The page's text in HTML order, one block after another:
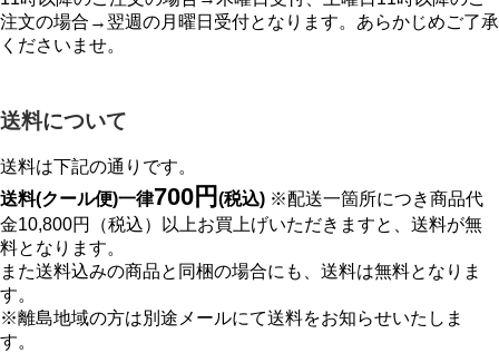
注文の場合→翌週の月曜日受付となります。あらかじめご了承
くださいませ。
送料について
送料は下記の通りです。
送料(クール便)一律700円 (税込) ※配送一箇所につき商品代
金10,800円（税込）以上お買上げいただきますと、送料が無
料となります。
また送料込みの商品と同梱の場合にも、送料は無料となりま
す。
※離島地域の方は別途メールにて送料をお知らせいたしま
す。